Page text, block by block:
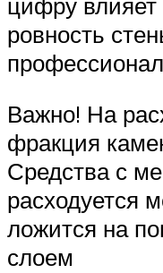
ровность
Важно! На
фракция
Средства с
расходуется
ложится на
слоем